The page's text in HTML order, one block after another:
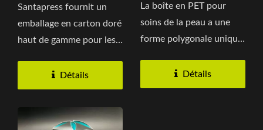
Santapress fournit un
emballage en carton doré
haut de gamme pour les
Détails
La boîte en PET pour
soins de la peau a une
forme polygonale unique
Détails